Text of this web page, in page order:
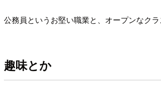
公務員というお堅い職業と、オープンなク
趣味とか